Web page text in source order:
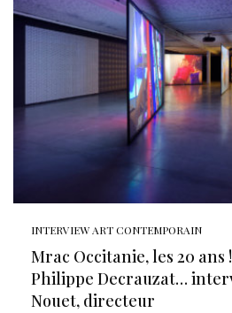
INTERVIEW ART CONTEMPORAIN
Mrac Occitanie, les 20
Philippe Decrauzat…
Nouet, directeur